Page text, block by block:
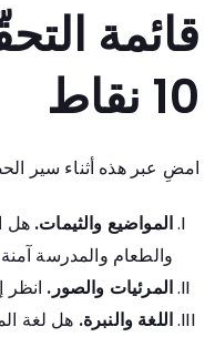
قائمة
10 نقاط
امضِ عبر هذه أثناء سير
المواضيع والثيمات. هل
والطعام والمدرسة
المرئيات والصور. انظر
اللغة والنبرة. هل لغة